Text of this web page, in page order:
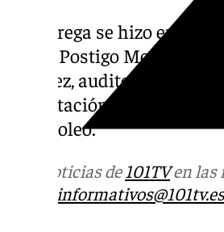
La entrega se hizo en las
Javier Postigo Moya,
Méndez, auditora
acreditación a José Luis
Mercaoleo.
Más noticias de 101TVen las
informativos@101tv.es